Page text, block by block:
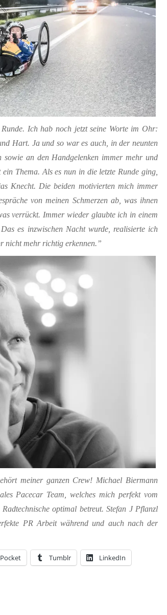
Ich hab noch jetzt seine Worte im Ohr:
Hart. Ja und so war es auch, in der neunten
sowie an den Handgelenken immer mehr und
Thema. Als es nun in die letzte Runde ging,
Knecht. Die beiden motivierten mich immer
von meinen Schmerzen ab, was ihnen
verrückt. Immer wieder glaubte ich in einem
es inzwischen Nacht wurde, realisierte ich
nicht mehr richtig erkennen.”
meiner ganzen Crew! Michael Biermann
Pacecar Team, welches mich perfekt vom
optimal betreut. Stefan J Pflanzl
PR Arbeit während und auch nach der
Pocket Tumblr LinkedIn